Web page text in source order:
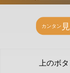
上のボ